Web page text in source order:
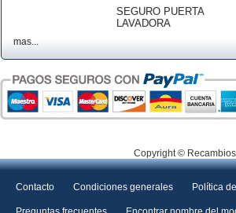
SEGURO PUERTA
LAVADORA
mas...
Copyright ©
Contacto Condiciones generales Política